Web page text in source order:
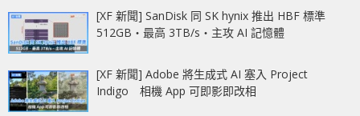
[XF 新聞] SanDisk 同 SK hynix 推出 HBF 標準
512GB‧最高 3TB/s‧主攻 AI 記憶體
[XF 新聞] Adobe 將生成式 AI 塞入 Project
Indigo 相機 App 可即影即改相